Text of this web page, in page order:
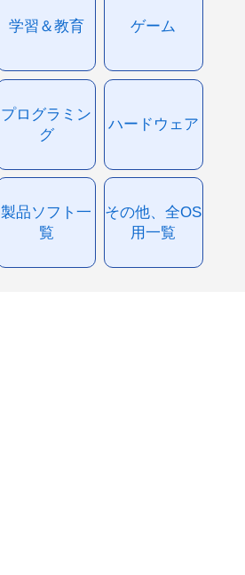
学習＆教育 ゲーム
プログラミン
グ
ハードウェア
製品ソフト一
覧
その他、全OS
用一覧